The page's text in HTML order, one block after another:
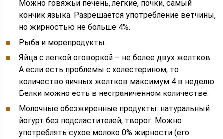
Можно говяжьи печень, легкие, почки, самый
кончик языка. Разрешается употребление ветчины,
но жирностью не больше 4%.
Рыба и морепродукты.
Яйца с легкой оговоркой – не более двух желтков.
А если есть проблемы с холестерином, то
количество яичных желтков максимум 4 в неделю.
Белки можно есть в неограниченном количестве.
Молочные обезжиренные продукты: натуральный
йогурт без подсластителей, творог. Можно
употреблять сухое молоко 0% жирности (его